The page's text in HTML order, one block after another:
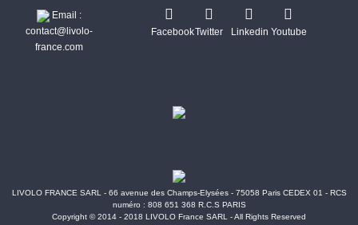
Email :
contact@livolo-
france.com
FacebookTwitter Linkedin Youtube
LIVOLO FRANCE SARL - 66 avenue des Champs-Elysées - 75058 Paris CEDEX 01 - RCS
numéro : 808 651 368 R.C.S PARIS
Copyright © 2014 - 2018 LIVOLO France SARL - All Rights Reserved